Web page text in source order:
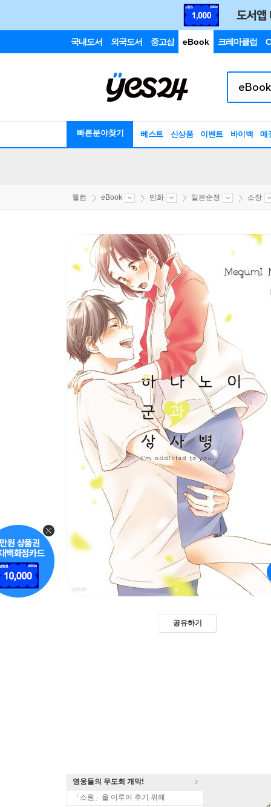
국내도서 외국도서 중고샵 eBook 크레마클럽
빠른분야찾기 베스트 신상품 이벤트 바이백 매
웰컴 eBook 만화 일본순정 소장
공유하기
영웅들의 무도회 개막!
「소원」을 이루어 주기 위해